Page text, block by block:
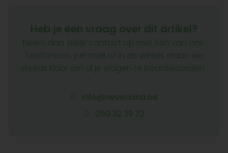
Heb je een vraag over dit artikel?
Neem dan zeker contact op met één van ons.
Telefonisch, per mail of in de winkel, staan we
steeds klaar om al je vragen te beantwoorden.
info@neverland.be
050 32 39 72